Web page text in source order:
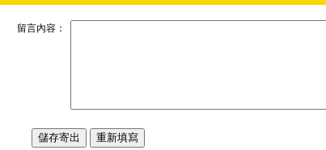
留言內容：